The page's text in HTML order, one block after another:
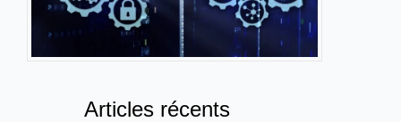
Articles récents